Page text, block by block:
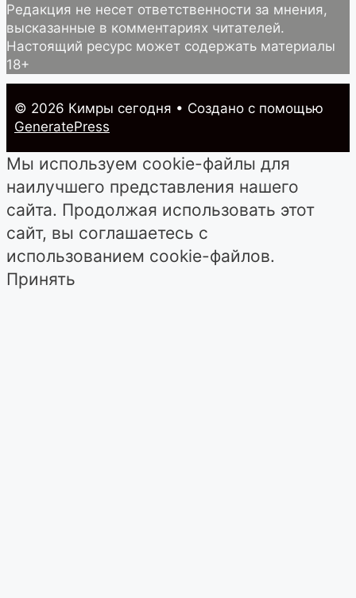
Редакция не несет ответственности за мнения,
высказанные в комментариях читателей.
Настоящий ресурс может содержать материалы
18+
© 2026 Кимры cегодня • Создано с помощью
GeneratePress
Мы используем cookie-файлы для
наилучшего представления нашего
сайта. Продолжая использовать этот
сайт, вы соглашаетесь с
использованием cookie-файлов.
Принять